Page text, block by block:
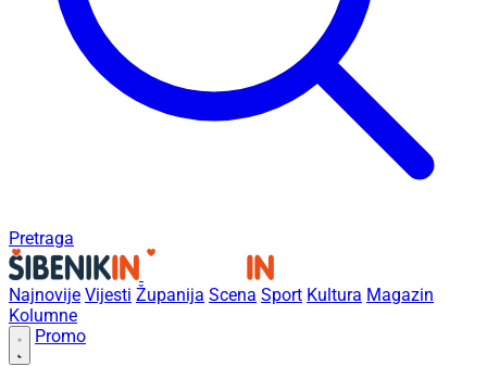
Pretraga
Najnovije Vijesti Županija Scena Sport Kultura Magazin
Kolumne
Promo